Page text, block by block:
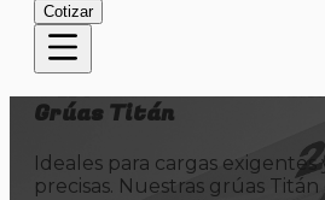
Cotizar
Grúas Titán
Ideales para cargas exigentes
precisas. Nuestras grúas